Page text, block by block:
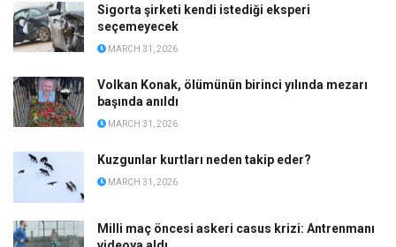
Sigorta şirketi kendi istediği eksperi
seçemeyecek
MARCH 31, 2026
Volkan Konak, ölümünün birinci yılında mezarı
başında anıldı
MARCH 31, 2026
Kuzgunlar kurtları neden takip eder?
MARCH 31, 2026
Milli maç öncesi askeri casus krizi: Antrenmanı